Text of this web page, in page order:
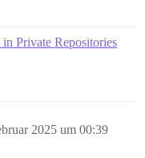
Private Repositories
2025 um 00:39